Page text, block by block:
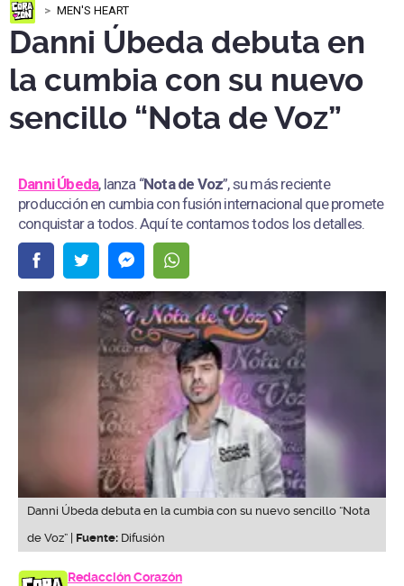
MEN'S HEART
Danni Úbeda debuta en
la cumbia con su nuevo
sencillo “Nota de Voz”
Danni Úbeda, lanza “Nota de Voz”, su más reciente
producción en cumbia con fusión internacional que promete
conquistar a todos. Aquí te contamos todos los detalles.
Danni Úbeda debuta en la cumbia con su nuevo sencillo “Nota
de Voz” | Fuente: Difusión
Redacción Corazón